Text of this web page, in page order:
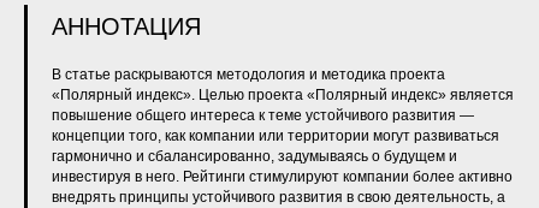
АННОТАЦИЯ
В статье раскрываются методология и методика проекта
«Полярный индекс». Целью проекта «Полярный индекс» является
повышение общего интереса к теме устойчивого развития —
концепции того, как компании или территории могут развиваться
гармонично и сбалансированно, задумываясь о будущем и
инвестируя в него. Рейтинги стимулируют компании более активно
внедрять принципы устойчивого развития в свою деятельность, а